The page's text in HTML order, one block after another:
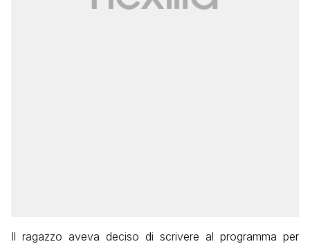
Il ragazzo aveva deciso di scrivere al programma per